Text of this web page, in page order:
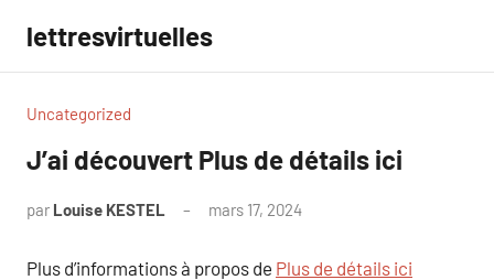
contenu
lettresvirtuelles
Uncategorized
J’ai découvert Plus de détails ici
par Louise KESTEL mars 17, 2024
Plus d’informations à propos de Plus de détails ici